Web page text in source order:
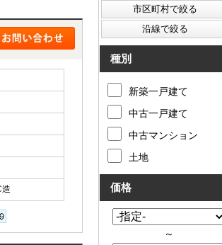
造
種別
新築一戸建て
中古一戸建て
中古マンション
土地
価格
～